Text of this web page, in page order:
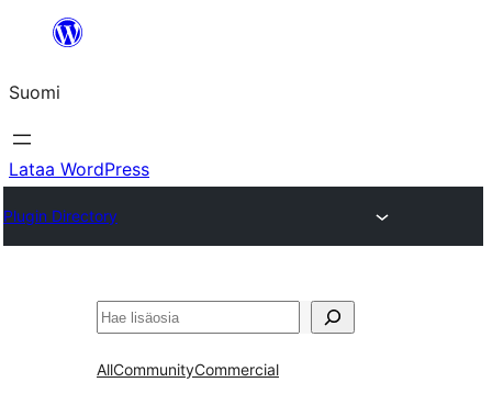
Suomi
Lataa WordPress
Plugin Directory
Etsi
AllCommunityCommercial